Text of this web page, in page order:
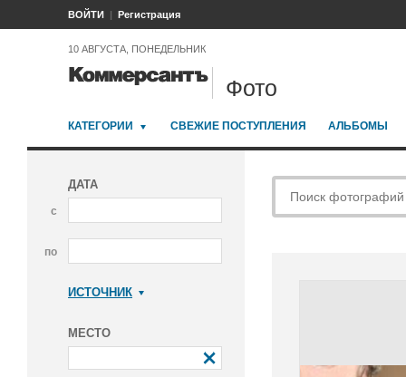
ВОЙТИ Регистрация
10 АВГУСТА, ПОНЕДЕЛЬНИК
Фото
КАТЕГОРИИ СВЕЖИЕ ПОСТУПЛЕНИЯ АЛЬБОМЫ
ДАТА
с
по
ИСТОЧНИК
МЕСТО